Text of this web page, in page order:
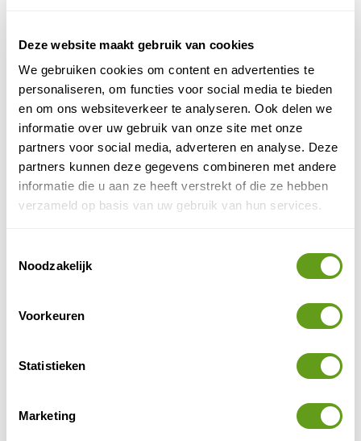
Deze website maakt gebruik van cookies
We gebruiken cookies om content en advertenties te
personaliseren, om functies voor social media te bieden
en om ons websiteverkeer te analyseren. Ook delen we
informatie over uw gebruik van onze site met onze
partners voor social media, adverteren en analyse. Deze
partners kunnen deze gegevens combineren met andere
informatie die u aan ze heeft verstrekt of die ze hebben
verzameld op basis van uw gebruik van hun services.
Noodzakelijk
Voorkeuren
Statistieken
Marketing
contant geld mee te verzekeren. Het is natuurlijk erg
vervelend als je bagage of geld gestolen wordt of
kosten. Met een aanvullende bagagedekking krijg je in
Er zijn nog veel meer aanvullende dekkingen die je